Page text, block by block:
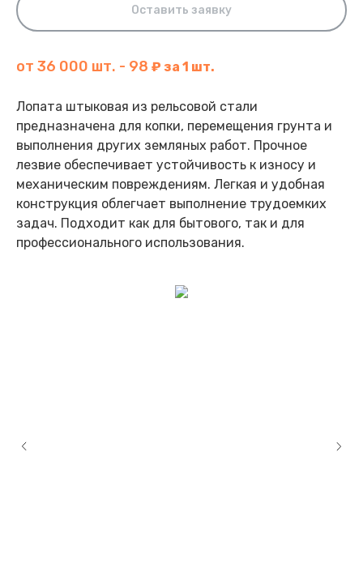
Оставить заявку
от 36 000 шт. - 98 ₽ за 1 шт.
Лопата штыковая из рельсовой стали
предназначена для копки, перемещения грунта и
выполнения других земляных работ. Прочное
лезвие обеспечивает устойчивость к износу и
механическим повреждениям. Легкая и удобная
конструкция облегчает выполнение трудоемких
задач. Подходит как для бытового, так и для
профессионального использования.